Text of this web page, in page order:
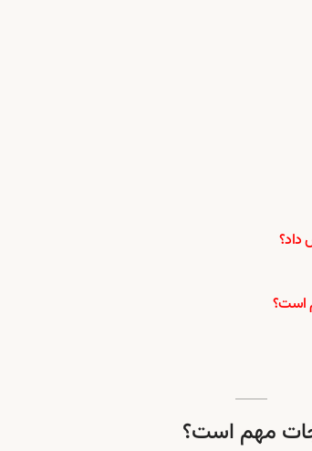
داد؟
است؟
مهم است؟